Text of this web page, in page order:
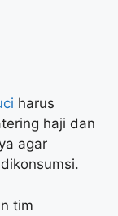
harus
haji dan
agar
tim